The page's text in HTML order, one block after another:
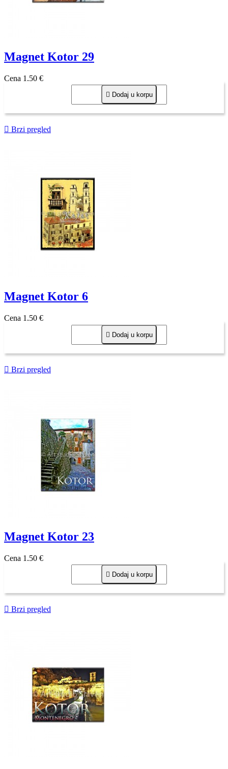
Magnet Kotor 29
Cena 1,50 €
 Dodaj u korpu
 Brzi pregled
Magnet Kotor 6
Cena 1,50 €
 Dodaj u korpu
 Brzi pregled
Magnet Kotor 23
Cena 1,50 €
 Dodaj u korpu
 Brzi pregled